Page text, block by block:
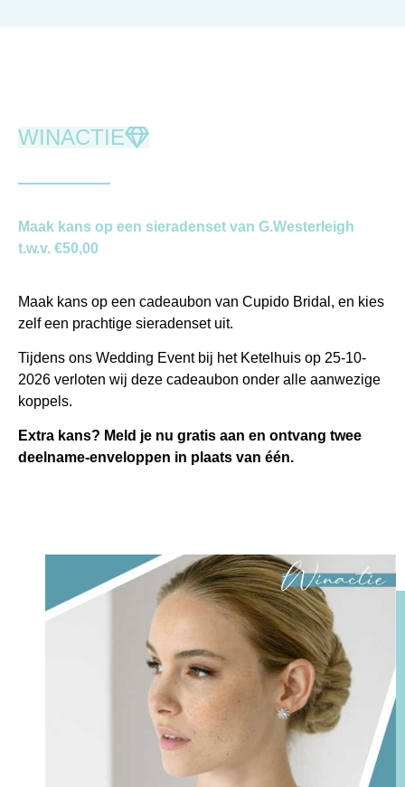
WINACTIE
Maak kans op een sieradenset van G.Westerleigh
t.w.v. €50,00
Maak kans op een cadeaubon van Cupido Bridal, en kies
zelf een prachtige sieradenset uit.
Tijdens ons Wedding Event bij het Ketelhuis op 25-10-
2026 verloten wij deze cadeaubon onder alle aanwezige
koppels.
Extra kans? Meld je nu gratis aan en ontvang twee
deelname-enveloppen in plaats van één.